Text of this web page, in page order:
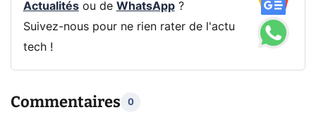
Actualitésou de WhatsApp?
Suivez-nous pour ne rien rater de l'actu
tech !
Commentaires 0